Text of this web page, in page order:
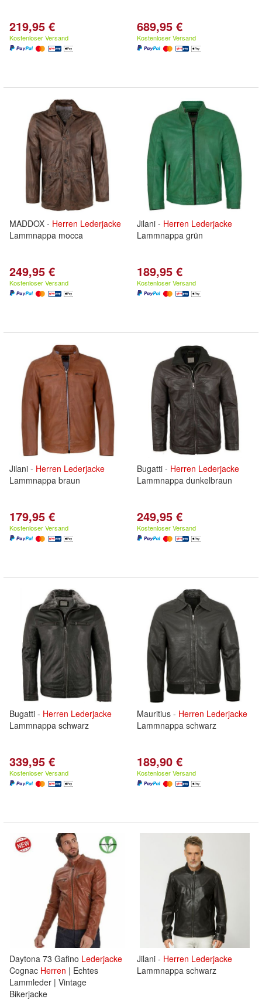
219,95 €
Kostenloser Versand
689,95 €
Kostenloser Versand
MADDOX - Herren Lederjacke
Lammnappa mocca
249,95 €
Kostenloser Versand
Jilani - Herren Lederjacke
Lammnappa grün
189,95 €
Kostenloser Versand
Jilani - Herren Lederjacke
Lammnappa braun
179,95 €
Kostenloser Versand
Bugatti - Herren Lederjacke
Lammnappa dunkelbraun
249,95 €
Kostenloser Versand
Bugatti - Herren Lederjacke
Lammnappa schwarz
339,95 €
Kostenloser Versand
Mauritius - Herren Lederjacke
Lammnappa schwarz
189,90 €
Kostenloser Versand
Daytona 73 Gafino Lederjacke
Cognac Herren | Echtes
Lammleder | Vintage
Bikerjacke
Jilani - Herren Lederjacke
Lammnappa schwarz